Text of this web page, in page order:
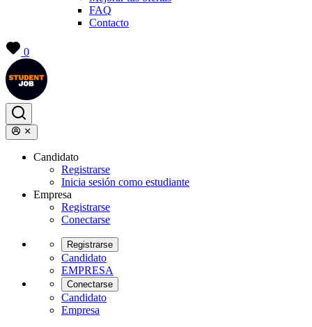
FAQ
Contacto
0
Candidato
Registrarse
Inicia sesión como estudiante
Empresa
Registrarse
Conectarse
Registrarse
Candidato
EMPRESA
Conectarse
Candidato
Empresa